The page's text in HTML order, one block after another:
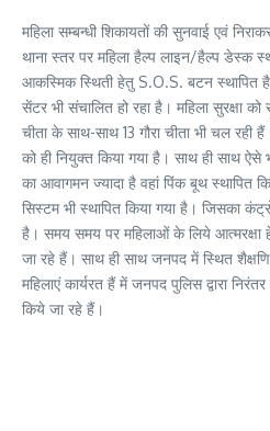
महिला सम्बन्धी शिकायतों की सुनवाई एवं
थाना स्तर पर महिला हैल्प लाइन/हैल्प डेस्क
आकस्मिक स्थिती हेतु S.O.S. बटन स्थापित
सेंटर भी संचालित हो रहा है। महिला सुरक्षा
चीता के साथ-साथ 13 गौरा चीता भी चल रही
को ही नियुक्त किया गया है। साथ ही साथ ऐसे
का आवागमन ज्यादा है वहां पिंक बूथ स्थापित
सिस्टम भी स्थापित किया गया है। जिसका
है। समय समय पर महिलाओं के लिये आत्मरक्षा
जा रहे हैं। साथ ही साथ जनपद में स्थित
महिलाएं कार्यरत हैं में जनपद पुलिस द्वारा
किये जा रहे हैं।